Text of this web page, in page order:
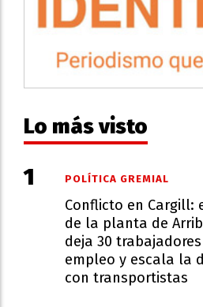
Lo más visto
Conflicto en Cargill:
de la planta de
deja 30
empleo y escala la
con transportistas
POLÍTICA GREMIAL